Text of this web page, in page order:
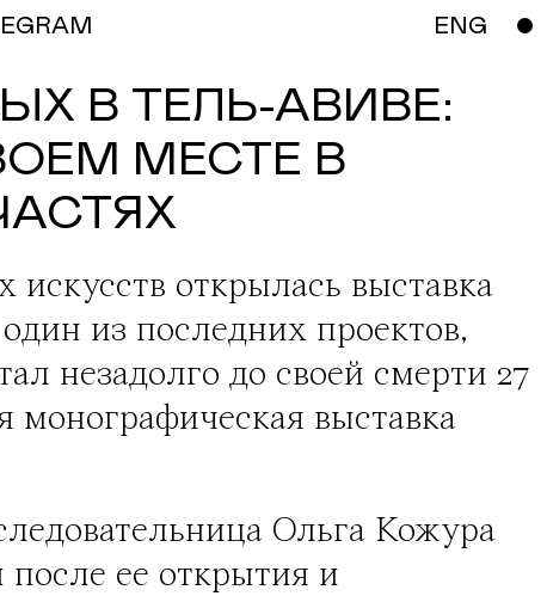
ENG
В ТЕЛЬ-АВИВЕ:
МЕСТЕ В
искусств открылась выставка
из последних проектов,
незадолго до своей смерти 27
монографическая выставка
Ольга Кожура
после ее открытия и